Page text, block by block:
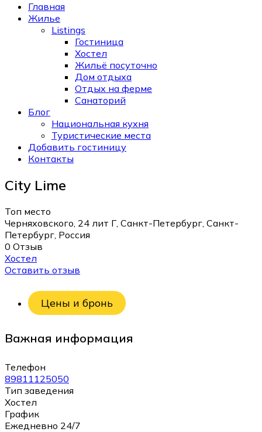
Главная
Жилье
Listings
Гостиница
Хостел
Жильё посуточно
Дом отдыха
Отдых на ферме
Санаторий
Блог
Национальная кухня
Туристические места
Добавить гостиницу
Контакты
City Lime
Топ место
Черняховского, 24 лит Г, Санкт-Петербург, Санкт-
Петербург, Россия
0 Отзыв
Хостел
Оставить отзыв
Цены и бронь
Важная информация
Телефон
89811125050
Тип заведения
Хостел
График
Ежедневно 24/7